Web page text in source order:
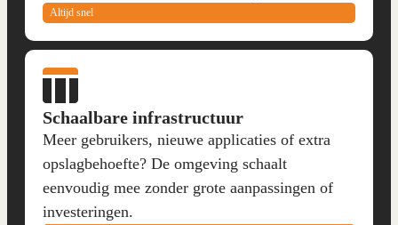
Altijd snel
Schaalbare infrastructuur
Meer gebruikers, nieuwe applicaties of extra
opslagbehoefte? De omgeving schaalt
eenvoudig mee zonder grote aanpassingen of
investeringen.